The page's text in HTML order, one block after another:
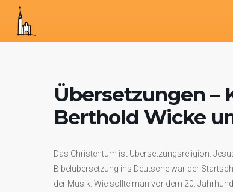
Übersetzungen –
Berthold Wicke
Das Christentum ist Übersetzungsreligion.
Bibelübersetzung ins Deutsche war der
der Musik. Wie sollte man vor dem 20.